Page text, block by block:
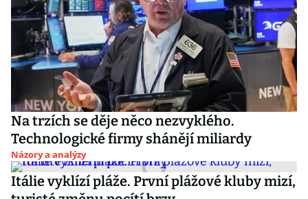
Na trzích se děje něco nezvyklého.
Technologické firmy shánějí miliardy
Názory a analýzy
Itálie vyklízí pláže. První plážové kluby mizí,